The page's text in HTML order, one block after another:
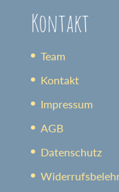
Kontakt
Team
Kontakt
Impressum
AGB
Datenschutz